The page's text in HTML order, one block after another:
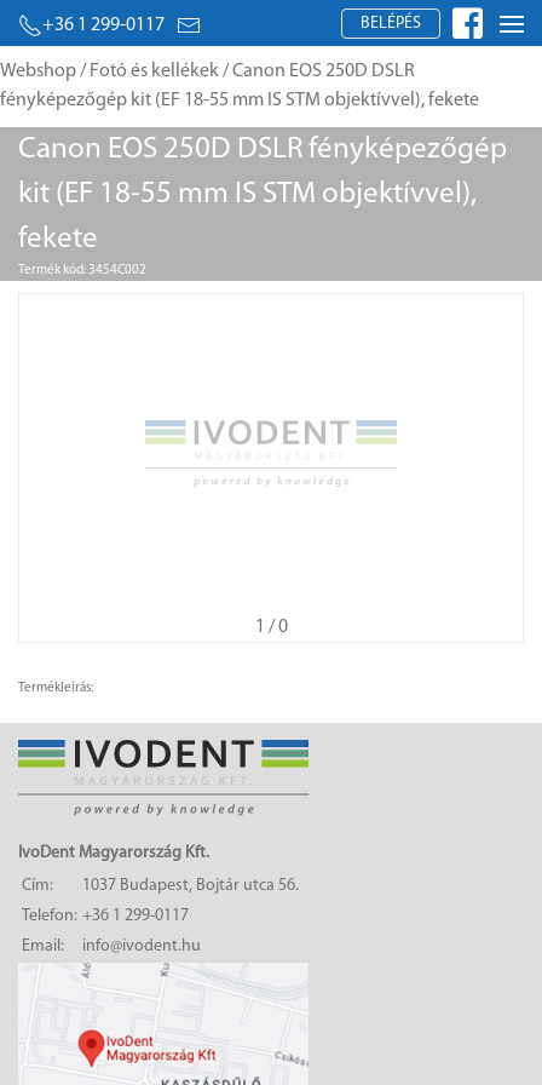
+36 1 299-0117 BELÉPÉS
Webshop/ Fotó és kellékek/ Canon EOS 250D DSLR
fényképezőgép kit (EF 18-55 mm IS STM objektívvel), fekete
Canon EOS 250D DSLR fényképezőgép
kit (EF 18-55 mm IS STM objektívvel),
fekete
Termék kód: 3454C002
1 / 0
Termékleírás:
IvoDent Magyarország Kft.
Cím:
1037 Budapest, Bojtár utca 56.
Telefon: +36 1 299-0117
Email:
info@ivodent.hu